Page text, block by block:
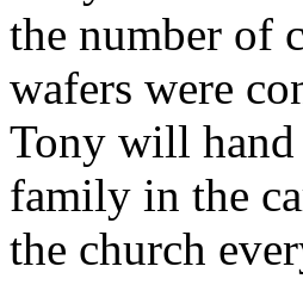
the number of
wafers were
Tony will hand
family in the
the church